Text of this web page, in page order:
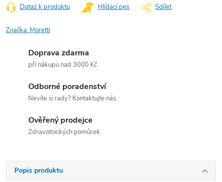
Dotaz k produktu Hlídací pes Sdílet
Značka: Moretti
Doprava zdarma
při nákupu nad 3000 Kč
Odborné poradenství
Nevíte si rady? Kontaktujte nás.
Ověřený prodejce
Zdravotnických pomůcek
Popis produktu